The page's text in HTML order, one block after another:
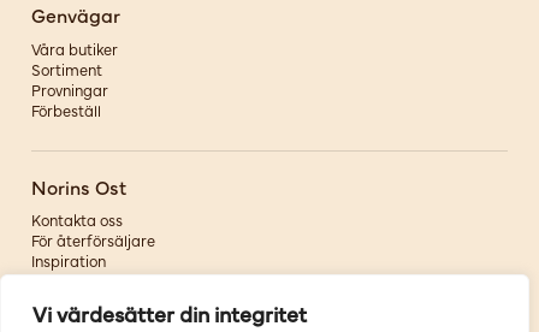
Vi värdesätter din integritet
Genvägar
Våra butiker
Sortiment
Provningar
Förbeställ
Norins Ost
Kontakta oss
För återförsäljare
Inspiration
Om oss